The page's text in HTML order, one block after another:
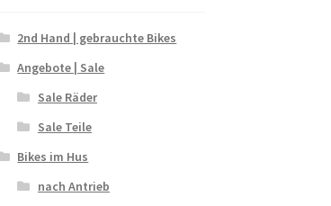
2nd Hand | gebrauchte Bikes
Angebote | Sale
Sale Räder
Sale Teile
Bikes im Hus
nach Antrieb